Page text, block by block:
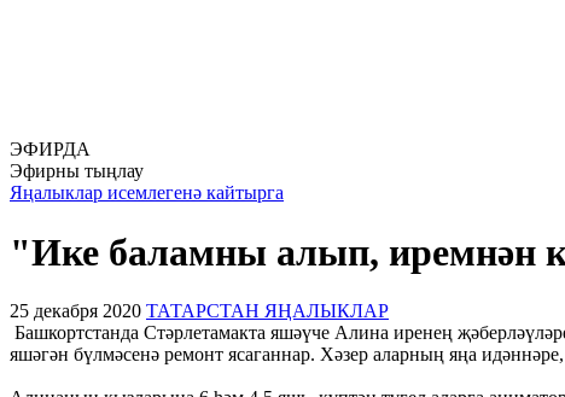
ЭФИРДА
Эфирны тыңлау
Яңалыклар исемлегенә кайтырга
"Ике баламны алып, иремнән
25 декабря 2020 ТАТАРСТАН ЯҢАЛЫКЛАР
Башкортстанда Стәрлетамакта яшәүче Алина иренең
яшәгән бүлмәсенә ремонт ясаганнар. Хәзер аларның яңа